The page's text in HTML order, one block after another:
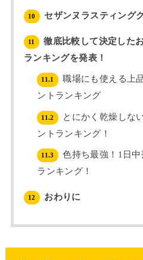
10 セザンヌラスティング
11
徹底比較して決定した
ランキングを発表！
11.1
職場にも使える上
ントランキング
11.2
とにかく乾燥しな
ントランキング！
11.3
色持ち最強！1日
ランキング！
12 おわりに